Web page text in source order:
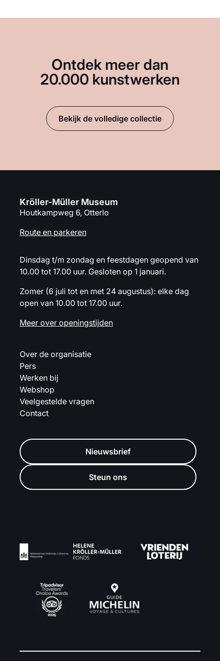
Ontdek meer dan
20.000 kunstwerken
Bekijk de volledige collectie
Kröller-Müller Museum
Houtkampweg 6, Otterlo
Route en parkeren
Dinsdag t/m zondag en feestdagen geopend van
10.00 tot 17.00 uur. Gesloten op 1 januari.
Zomer (6 juli tot en met 24 augustus): elke dag
open van 10.00 tot 17.00 uur.
Meer over openingstijden
Over de organisatie
Pers
Werken bij
Webshop
Veelgestelde vragen
Contact
Nieuwsbrief
Steun ons